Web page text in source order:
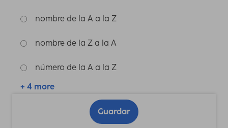
nombre de la A a la Z
nombre de la Z a la A
número de la A a la Z
+ 4 more
Guardar